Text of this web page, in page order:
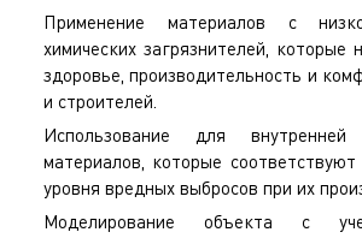
Применение материалов с
химических загрязнителей, которые
здоровье, производительность и
и строителей.
Использование для
материалов, которые соответствуют
уровня вредных выбросов при их
Моделирование объекта с